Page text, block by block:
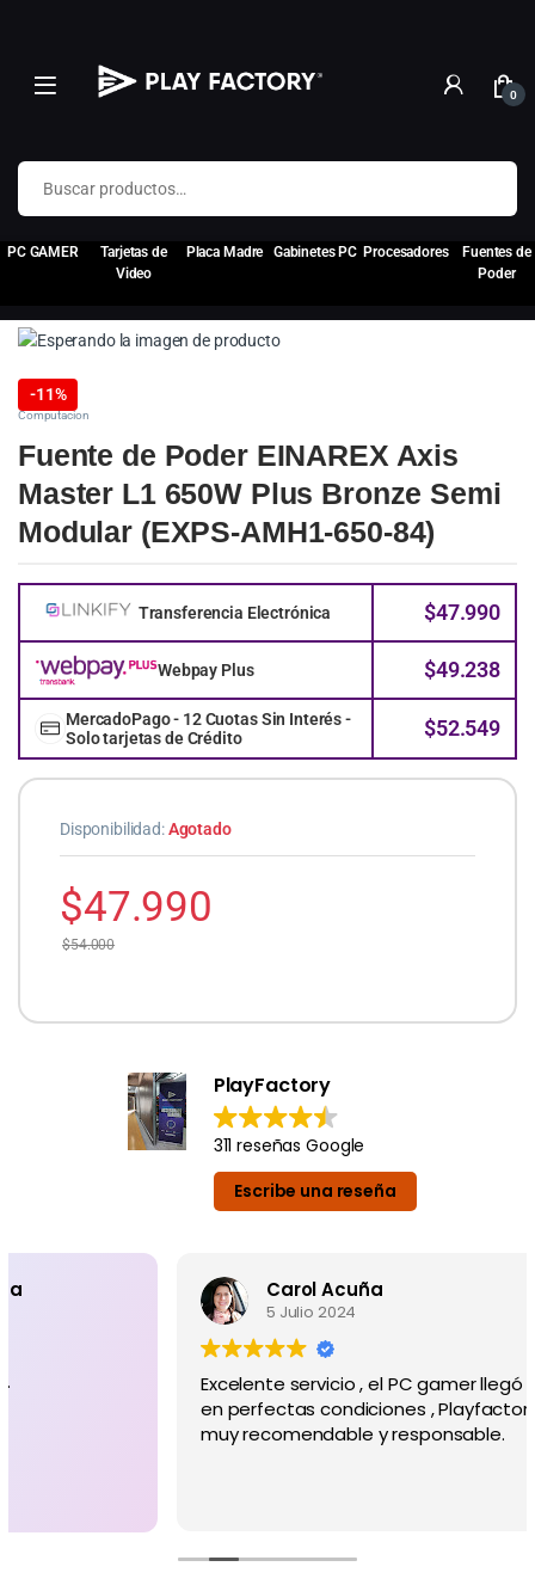
0
Buscar por:
PC GAMER
Tarjetas de
Video
Placa Madre Gabinetes PC Procesadores
Fuentes de
Poder
-11%
Computacion
Fuente de Poder EINAREX Axis
Master L1 650W Plus Bronze Semi
Modular (EXPS-AMH1-650-84)
Transferencia Electrónica $47.990
Webpay Plus $49.238
MercadoPago - 12 Cuotas Sin Interés -
Solo tarjetas de Crédito
$52.549
Disponibilidad:Agotado
$47.990
$54.000
PlayFactory
311 reseñas Google
Escribe una reseña
Carol Acuña
5 Julio 2024
Excelente servicio , el PC gamer llegó
en perfectas condiciones , Playfactory
muy recomendable y responsable.